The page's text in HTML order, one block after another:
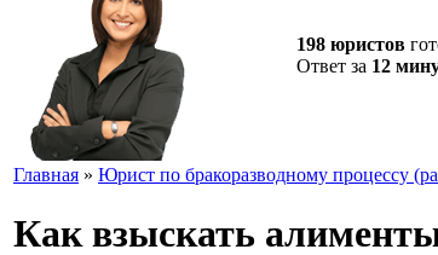
198 юристов
Ответ за 12
Главная » Юрист по бракоразводному процессу
Как взыскать